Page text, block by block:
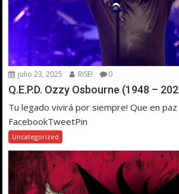
julio 23, 2025 RISE! 0
Q.E.P.D. Ozzy Osbourne (1948 –
Tu legado vivirá por siempre! Que en
FacebookTweetPin
Uncategorized